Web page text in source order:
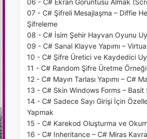
06 - C# Ekran Görüntüsü Almak
07 - C# Şifreli Mesajlaşma – Diffie
Şifreleme
08 - C# İsim Şehir Hayvan Oyunu
09 - C# Sanal Klayve Yapımı –
10 - C# Şifre Üretici ve Kaydedici
11 - C# Random Şifre Üretme Örneği
12 - C# Mayın Tarlası Yapımı – C#
13 - C# Skin Windows Forms – Basit
14 - C# Sadece Sayı Girişi İçin
Yapmak
15 - C# Karekod Oluşturma ve
16 - C# Inheritance – C# Miras